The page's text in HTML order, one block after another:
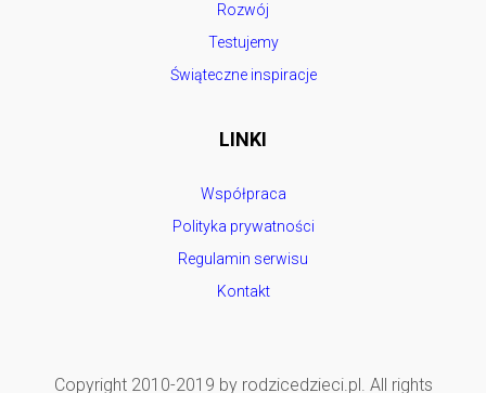
Rozwój
Testujemy
Świąteczne inspiracje
LINKI
Współpraca
Polityka prywatności
Regulamin serwisu
Kontakt
Copyright 2010-2019 by rodzicedzieci.pl. All rights